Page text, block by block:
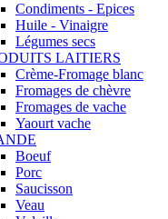
Condiments - Epices
Huile - Vinaigre
Légumes secs
LAITIERS
Crème-Fromage blanc
Fromages de chèvre
Fromages de vache
Yaourt vache
Boeuf
Porc
Saucisson
Veau